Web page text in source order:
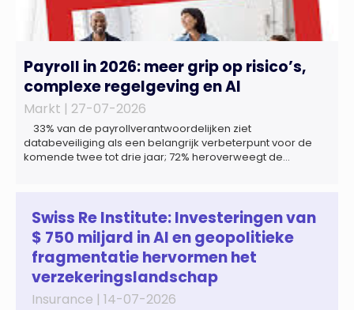
Payroll in 2026: meer grip op risico’s,
complexe regelgeving en AI
Markt | 27-07-2026
33% van de payrollverantwoordelijken ziet
databeveiliging als een belangrijk verbeterpunt voor de
komende twee tot drie jaar; 72% heroverweegt de
zich steeds vaker tot een zelfstandige bedrijfsfunctie: bij
43% van […]
Swiss Re Institute: Investeringen van
$ 750 miljard in AI en geopolitieke
fragmentatie hervormen het
verzekeringslandschap
Insurance | 14-07-2026